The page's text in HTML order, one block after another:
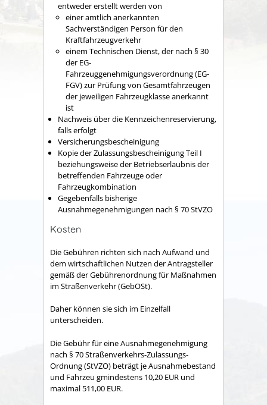
entweder erstellt werden von
einer amtlich anerkannten
Sachverständigen Person für den
Kraftfahrzeugverkehr
einem Technischen Dienst, der nach § 30
der EG-
Fahrzeuggenehmigungsverordnung (EG-
FGV) zur Prüfung von Gesamtfahrzeugen
der jeweiligen Fahrzeugklasse anerkannt
ist
Nachweis über die Kennzeichenreservierung,
falls erfolgt
Versicherungsbescheinigung
Kopie der Zulassungsbescheinigung Teil I
beziehungsweise der Betriebserlaubnis der
betreffenden Fahrzeuge oder
Fahrzeugkombination
Gegebenfalls bisherige
Ausnahmegenehmigungen nach § 70 StVZO
Kosten
Die Gebühren richten sich nach Aufwand und
dem wirtschaftlichen Nutzen der Antragsteller
gemäß der Gebührenordnung für Maßnahmen
im Straßenverkehr (GebOSt).
Daher können sie sich im Einzelfall
unterscheiden.
Die Gebühr für eine Ausnahmegenehmigung
nach § 70 Straßenverkehrs-Zulassungs-
Ordnung (StVZO) beträgt je Ausnahmebestand
und Fahrzeu gmindestens 10,20 EUR und
maximal 511,00 EUR.